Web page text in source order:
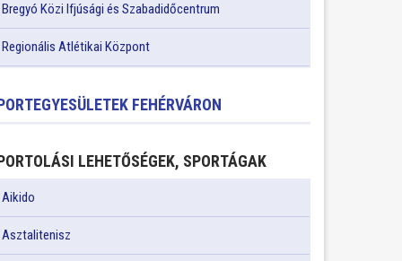
Bregyó Közi Ifjúsági és Szabadidőcentrum
Regionális Atlétikai Központ
FEHÉRVÁRON
LEHETŐSÉGEK, SPORTÁGAK
Aikido
Asztalitenisz